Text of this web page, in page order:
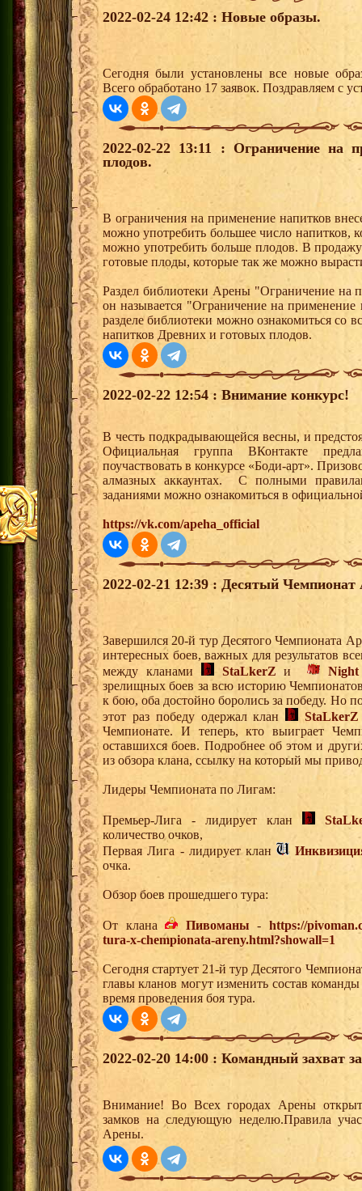
2022-02-24 12:42 : Новые образы.
Сегодня были установлены все новые
Всего обработано 17 заявок. Поздравляем с
2022-02-22 13:11 : Ограничение на
плодов.
В ограничения на применение напитков
можно употребить большее число напитков,
можно употребить больше плодов. В
готовые плоды, которые так же можно
Раздел библиотеки Арены "Ограничение на
он называется "Ограничение на
разделе библиотеки можно ознакомиться со
напитков Древних и готовых плодов.
2022-02-22 12:54 : Внимание конкурс!
В честь подкрадывающейся весны, и
Официальная группа ВКонтакте
поучаствовать в конкурсе «Боди-арт».
алмазных аккаунтах. С полными
заданиями можно ознакомиться в
https://vk.com/apeha_official
2022-02-21 12:39 : Десятый
Завершился 20-й тур Десятого Чемпионата
интересных боев, важных для результатов
между кланами
StaLkerZ и
зрелищных боев за всю историю
к бою, оба достойно боролись за победу. Но
этот раз победу одержал клан
StaLkerZ
Чемпионате. И теперь, кто выиграет
оставшихся боев. Подробнее об этом и
из обзора клана, ссылку на который мы
Лидеры Чемпионата по Лигам:
Премьер-Лига - лидирует клан
количество очков,
Первая Лига - лидирует клан
очка.
Обзор боев прошедшего тура:
От клана Пивоманы -https://
tura-x-chempionata-areny.html?showall=1
Сегодня стартует 21-й тур Десятого
главы кланов могут изменить состав
время проведения боя тура.
2022-02-20 14:00 : Командный захват
Внимание! Во Всех городах Арены
замков на следующую неделю.Правила
Арены.